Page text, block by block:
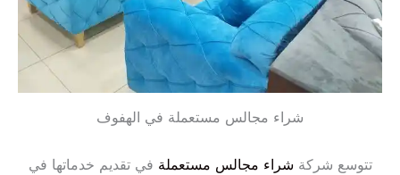
شراء مجالس مستعملة في الهفوف
تتوسع شركة شراء مجالس مستعملة في تقديم خدماتها في